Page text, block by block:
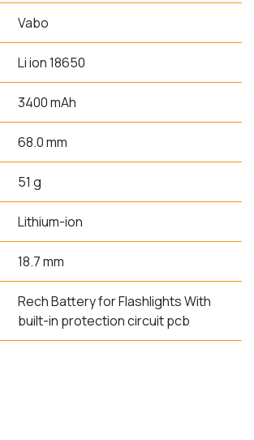
Vabo
Li ion 18650
3400 mAh
68.0 mm
51 g
Lithium-ion
18.7 mm
Rech Battery for Flashlights With
built-in protection circuit pcb